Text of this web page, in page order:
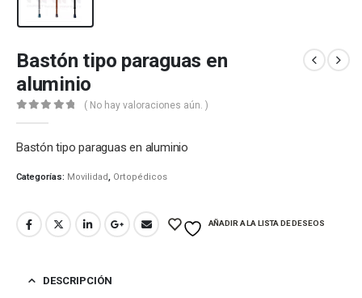
Bastón tipo paraguas en
aluminio
( No hay valoraciones aún. )
Bastón tipo paraguas en aluminio
Categorías: Movilidad, Ortopédicos
AÑADIR A LA LISTA DE DESEOS
DESCRIPCIÓN